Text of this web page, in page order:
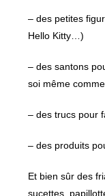
– des petites
Hello Kitty…)
– des santons
soi même comme
– des trucs pour
– des produits
Et bien sûr des
sucettes,